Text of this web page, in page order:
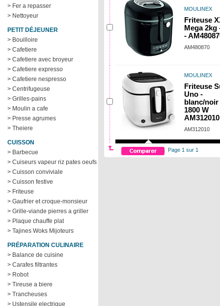
> Fer a repasser
> Nettoyeur
PETIT DÉJEUNER
> Bouilloire
> Cafetiere
> Cafetiere avec broyeur
> Cafetiere expresso
> Cafetiere nespresso
> Centrifugeuse
> Grilles-pains
> Moulin a cafe
> Presse agrumes
> Theiere
CUISSON
> Barbecue
> Cuiseurs vapeur riz pates oeufs
> Cuisson conviviale
> Cuisson festive
> Friteuse
> Gaufrier et croque-monsieur
> Grille-viande pierres a griller
> Plaque chauffe plat
> Tajines Woks Mijoteurs
PRÉPARATION CULINAIRE
> Balance de cuisine
> Carafes filtrantes
> Robot
> Tireuse a biere
> Trancheuses
> Ustensile electrique
MOULINEX
Friteuse
Mega 2kg
-
AM480870
MOULINEX
Friteuse
Uno -
blanc/noir
1800 W
AM312010
AM312010
Page 1 sur 1